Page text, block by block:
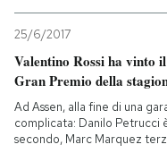
25/6/2017
Valentino Rossi ha vinto
Gran Premio della
Ad Assen, alla fine di una
complicata: Danilo Petrucci
secondo, Marc Marquez